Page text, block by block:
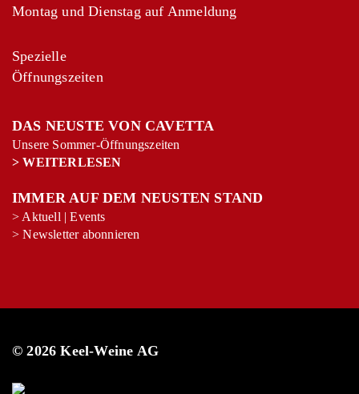
Montag und Dienstag auf Anmeldung
Spezielle
Öffnungszeiten
DAS NEUSTE VON CAVETTA
Unsere Sommer-Öffnungszeiten
>WEITERLESEN
IMMER AUF DEM NEUSTEN STAND
> Aktuell |Events
>Newsletter abonnieren
© 2026 Keel-Weine AG